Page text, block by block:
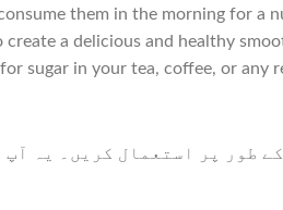
them in the morning for a
a delicious and healthy
sugar in your tea, coffee, or any
طور پر استعمال کریں۔ یہ